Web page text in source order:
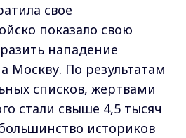
свое
показало свою
нападение
Москву. По результатам
списков, жертвами
стали свыше 4,5 тысяч
историков